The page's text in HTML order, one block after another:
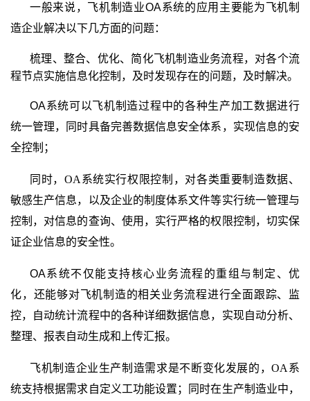
一般来说，飞机制造业OA系统的应用主要能为飞机制
造企业解决以下几方面的问题：
梳理、整合、优化、简化飞机制造业务流程，对各个流
程节点实施信息化控制，及时发现存在的问题，及时解决。
OA系统可以飞机制造过程中的各种生产加工数据进行
统一管理，同时具备完善数据信息安全体系，实现信息的安
全控制；
同时， OA 系统实行权限控制，对各类重要制造数据、
敏感生产信息，以及企业的制度体系文件等实行统一管理与
控制，对信息的查询、使用，实行严格的权限控制，切实保
证企业信息的安全性。
OA系统不仅能支持核心业务流程的重组与制定、优
化，还能够对飞机制造的相关业务流程进行全面跟踪、监
控，自动统计流程中的各种详细数据信息，实现自动分析、
整理、报表自动生成和上传汇报。
飞机制造企业生产制造需求是不断变化发展的，OA 系
统支持根据需求自定义工功能设置；同时在生产制造业中，